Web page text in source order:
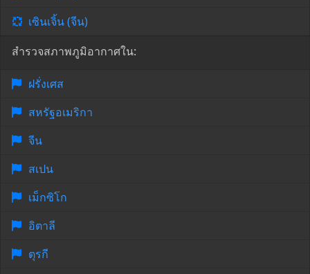
เซินเจิ้น (จีน)
สำรวจสภาพภูมิอากาศใน:
ฝรั่งเศส
สหรัฐอเมริกา
จีน
สเปน
เม็กซิโก
อิตาลี
ตุรกี